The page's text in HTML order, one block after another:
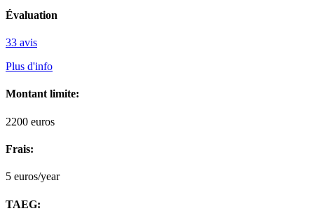
Évaluation
33 avis
Plus d'info
Montant limite:
2200 euros
Frais:
5 euros/year
TAEG: